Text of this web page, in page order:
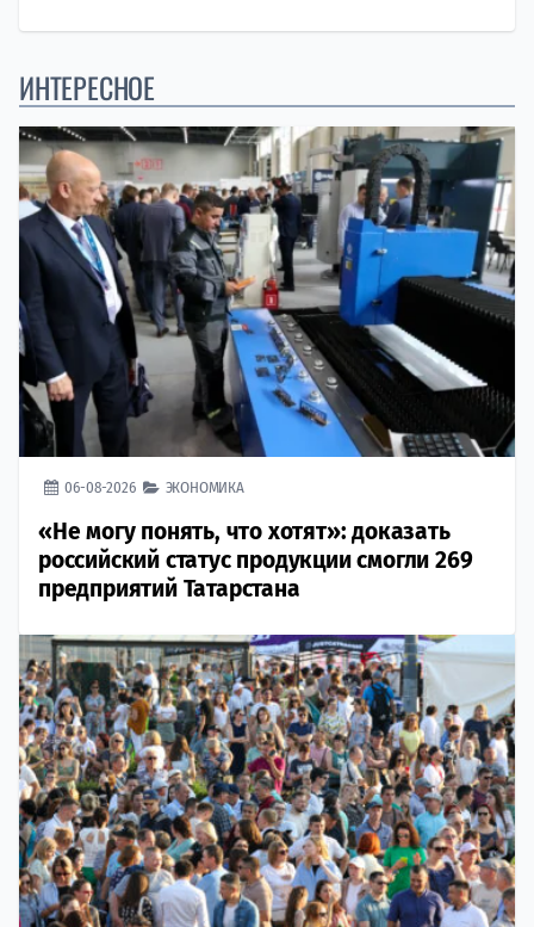
ИНТЕРЕСНОЕ
06-08-2026 ЭКОНОМИКА
«Не могу понять, что хотят»: доказать
российский статус продукции смогли 269
предприятий Татарстана